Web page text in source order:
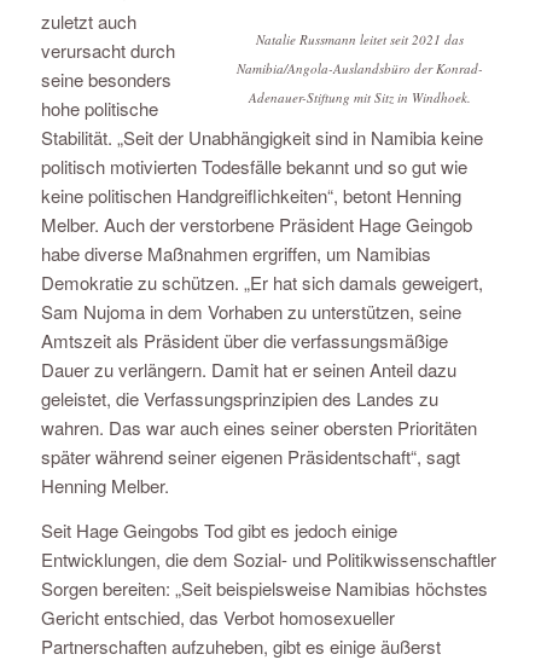
Natalie Russmann leitet seit 2021 das
Namibia/Angola-Auslandsbüro der Konrad-
Adenauer-Stiftung mit Sitz in Windhoek.
zuletzt auch
verursacht durch
seine besonders
hohe politische
Stabilität. „Seit der Unabhängigkeit sind in Namibia keine
politisch motivierten Todesfälle bekannt und so gut wie
keine politischen Handgreiflichkeiten“, betont Henning
Melber. Auch der verstorbene Präsident Hage Geingob
habe diverse Maßnahmen ergriffen, um Namibias
Demokratie zu schützen. „Er hat sich damals geweigert,
Sam Nujoma in dem Vorhaben zu unterstützen, seine
Amtszeit als Präsident über die verfassungsmäßige
Dauer zu verlängern. Damit hat er seinen Anteil dazu
geleistet, die Verfassungsprinzipien des Landes zu
wahren. Das war auch eines seiner obersten Prioritäten
später während seiner eigenen Präsidentschaft“, sagt
Henning Melber.
Seit Hage Geingobs Tod gibt es jedoch einige
Entwicklungen, die dem Sozial- und Politikwissenschaftler
Sorgen bereiten: „Seit beispielsweise Namibias höchstes
Gericht entschied, das Verbot homosexueller
Partnerschaften aufzuheben, gibt es einige äußerst